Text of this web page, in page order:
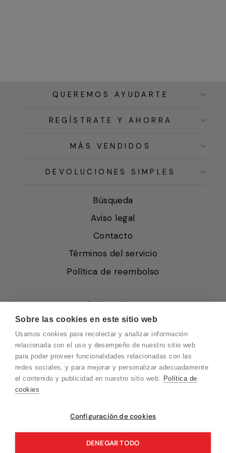
Sobre las cookies en este sitio web
Usamos cookies para recolectar y analizar información
relacionada con el uso y desempeño de nuestro sitio web
para poder proveer funcionalidades relacionadas con las
redes sociales, y para mejorar y personalizar adecuadamente
el contenido y publicidad en nuestro sitio web. Política de
cookies
Configuración de cookies
DENEGAR TODO
QUEREMOS AYUDARTE
REGÍSTRATE Y AHORRA
MÁS VENDIDOS
DEVOLUCIONES SIMPLES
Búsqueda
Aviso legal
Contacto
Términos del servicio
Política de reembolso
Condiciones de Venta
Quiénes somos
Política de Cookies
Protección de Datos
Blog EN
Blog DE
Blog IT
Vuelvo en un momento. Recuerda que
nuestro horario de atención al cliente es de